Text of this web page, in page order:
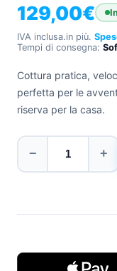
962
540
Facebook
129,00€
IVA inclusa. in più.
Tempi di consegna:
Cottura pratica,
perfetta per le
riserva per la casa.
− +